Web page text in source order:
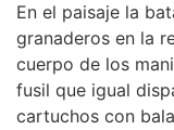
En el paisaje la
granaderos en la
cuerpo de los
fusil que igual
cartuchos con